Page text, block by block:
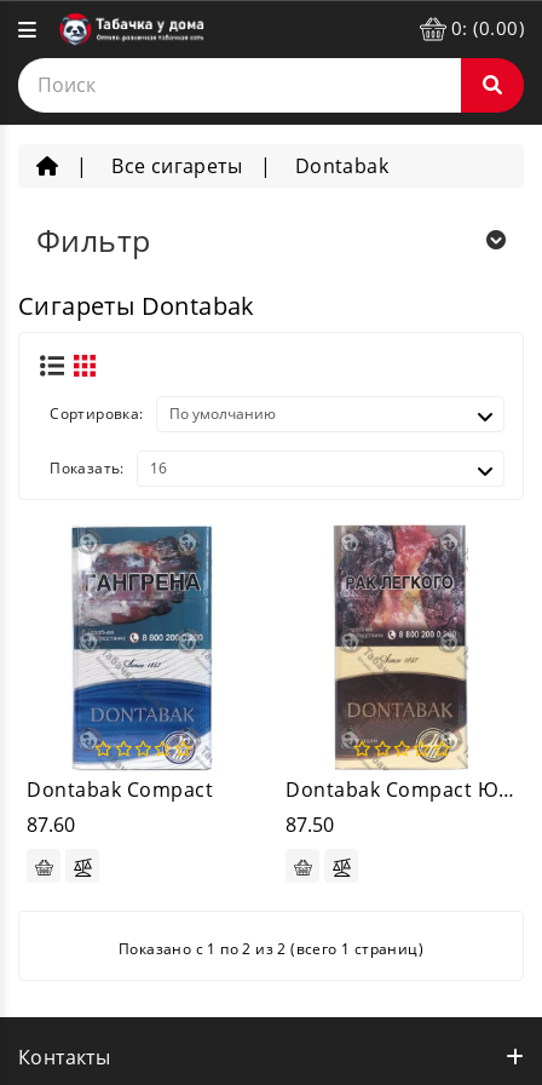
0: (0.00)
Все сигареты Dontabak
Фильтр
Сигареты Dontabak
Сортировка:
Показать:
Dontabak Compact
87.60
Dontabak Compact Южный
87.50
Показано с 1 по 2 из 2 (всего 1 страниц)
Контакты